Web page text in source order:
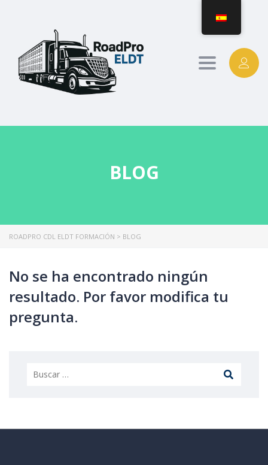
Alternar
BLOG
ROADPRO CDL ELDT FORMACIÓN > BLOG
No se ha encontrado ningún
resultado. Por favor modifica tu
pregunta.